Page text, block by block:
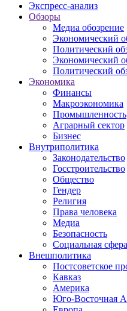
Экспресс-анализ
Обзоры
Медиа обозрение
Экономический
Политический
Экономический
Политический
Экономика
Финансы
Макроэкономика
Промышленность
Аграрный сектор
Бизнес
Внутриполитика
Законодательство
Госстроительство
Общество
Гендер
Религия
Права человека
Медиа
Безопасность
Социальная сфера
Внешполитика
Постсоветское
Кавказ
Америка
Юго-Восточная